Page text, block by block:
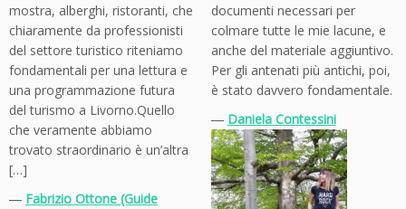
mostra, alberghi, ristoranti, che
chiaramente da professionisti
del settore turistico riteniamo
fondamentali per una lettura e
una programmazione futura
del turismo a Livorno.Quello
che veramente abbiamo
trovato straordinario è un’altra
[…]
― Fabrizio Ottone (Guide
documenti necessari per
colmare tutte le mie lacune, e
anche del materiale aggiuntivo.
Per gli antenati più antichi, poi,
è stato davvero fondamentale.
― Daniela Contessini